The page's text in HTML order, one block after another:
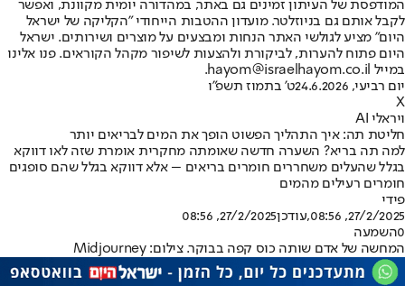
המודפסת של העיתון זמינים גם באתר, במהדורה יומית מקוונת, ואפשר
לקבל אותם גם בניוזלטר. מועדון ההטבות הייחודי "הקליקה של ישראל
היום" מציע לגולשי האתר הנחות ומבצעים על מוצרים ושירותים. ישראל
היום פתוח להערות, לביקורת ולהצעות לשיפור מקהל הקוראים. פנו אלינו
במייל hayom@israelhayom.co.il.
יום רביעי, 24.6.2026
ט' בתמוז תשפ"ו
X
ויראלי AI
חליטת תה: איך התהליך הפשוט הופך את המים לבריאים יותר
למה תה בריא? השערה חדשה שאומתה מחקרית אומרת שזה לאו דווקא
בגלל שהעלים משחררים חומרים בריאים – אלא דווקא בגלל שהם סופגים
חומרים רעילים מהמים
פידי
27/2/2025, 08:56
,עודכן27/2/2025, 08:56
0השמעה
המחשה של אדם שותה כוס קפה בבוקר. צילום: Midjourney